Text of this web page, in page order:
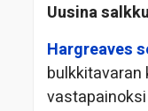
Uusina
Hargreaves
bulkkitavaran
vastapainoksi